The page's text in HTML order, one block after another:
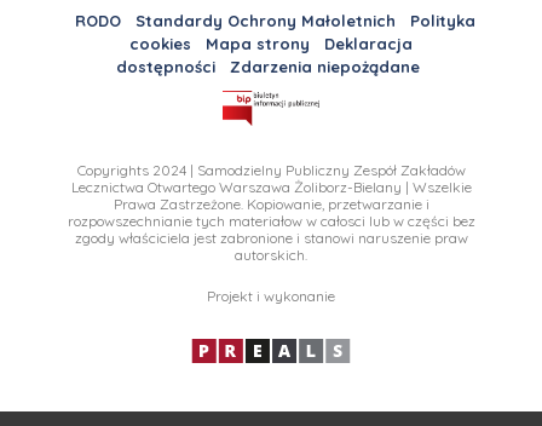
RODO Standardy Ochrony Małoletnich
Polityka
cookies
Mapa strony
Deklaracja
dostępności
Zdarzenia niepożądane
Copyrights 2024 | Samodzielny Publiczny Zespół Zakładów
Lecznictwa Otwartego Warszawa Żoliborz-Bielany | Wszelkie
Prawa Zastrzeżone. Kopiowanie, przetwarzanie i
rozpowszechnianie tych materiałow w całosci lub w części bez
zgody właściciela jest zabronione i stanowi naruszenie praw
autorskich.
Projekt i wykonanie